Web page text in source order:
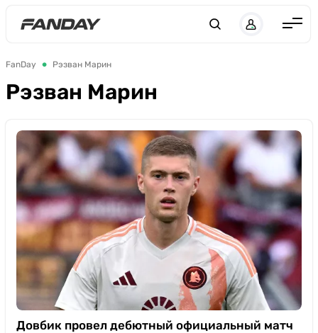
Италия
Франция
Украина
ЛЧ
ЛЕ
ЧЕ-2028
Букмекеры
Казино
FanDay Рэзван Марин
Рэзван Марин
Довбик провел дебютный официальный матч